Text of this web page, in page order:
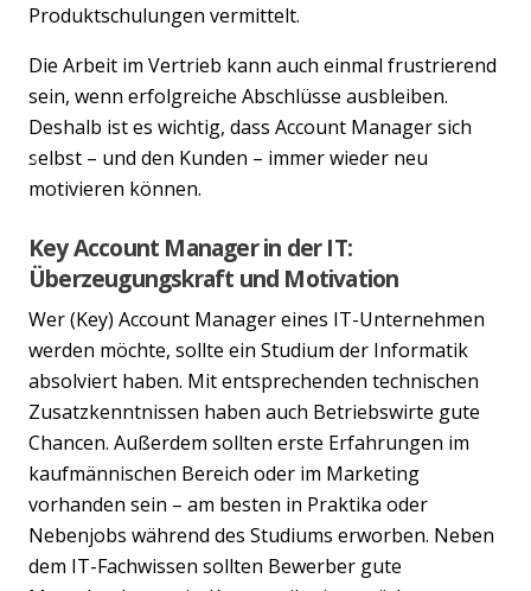
Previous
Produktschulungen vermittelt.
Die Arbeit im Vertrieb kann auch einmal frustrierend
sein, wenn erfolgreiche Abschlüsse ausbleiben.
Deshalb ist es wichtig, dass Account Manager sich
selbst – und den Kunden – immer wieder neu
motivieren können.
Key Account Manager in der IT:
Überzeugungskraft und Motivation
Wer (Key) Account Manager eines IT-Unternehmen
werden möchte, sollte ein Studium der Informatik
absolviert haben. Mit entsprechenden technischen
Zusatzkenntnissen haben auch Betriebswirte gute
Chancen. Außerdem sollten erste Erfahrungen im
kaufmännischen Bereich oder im Marketing
vorhanden sein – am besten in Praktika oder
Nebenjobs während des Studiums erworben. Neben
dem IT-Fachwissen sollten Bewerber gute